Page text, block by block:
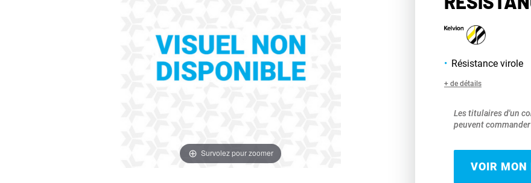
Survolez pour zoomer
Résistance virole
+ de détails
Les titulaires d'un
peuvent
VOIR MON